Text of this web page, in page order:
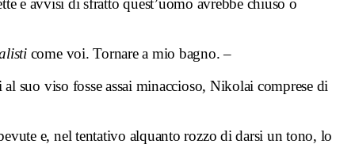
e avvisi di sfratto quest’uomo avrebbe chiuso o
come voi. Tornare a mio bagno. –
suo viso fosse assai minaccioso, Nikolai comprese di
e, nel tentativo alquanto rozzo di darsi un tono, lo